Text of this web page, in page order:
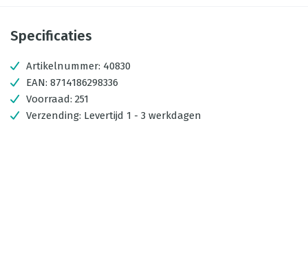
Specificaties
Artikelnummer: 40830
EAN: 8714186298336
Voorraad: 251
Verzending: Levertijd 1 - 3 werkdagen